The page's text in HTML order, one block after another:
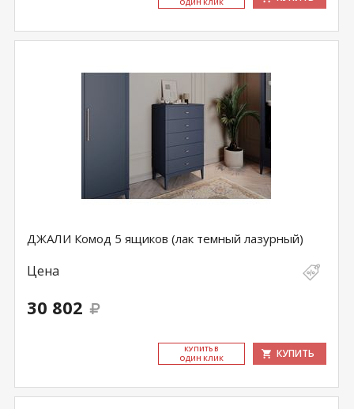
ДЖАЛИ Комод 5 ящиков (лак темный лазурный)
Цена
30 802
КУ­ПИТЬ В
ОДИН КЛИК
КУПИТЬ